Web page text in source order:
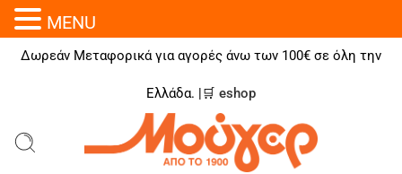
Δωρεάν Μεταφορικά για αγορές άνω των 100€ σε όλη την
Ελλάδα. |🛒 eshop
MENU